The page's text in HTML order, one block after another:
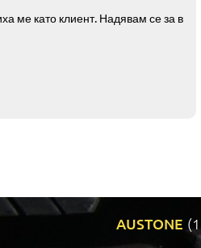
ме като клиент. Надявам се за в
AUSTONE